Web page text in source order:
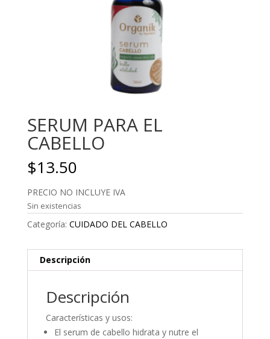
SERUM PARA EL
CABELLO
$13.50
PRECIO NO INCLUYE IVA
Sin existencias
Categoría: CUIDADO DEL CABELLO
Descripción
Descripción
Características y usos:
El serum de cabello hidrata y nutre el